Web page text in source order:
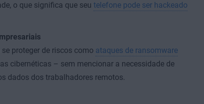
o que significa que seu telefone pode ser hackeado
proteger de riscos como ataques de ransomware
cibernéticas – sem mencionar a necessidade de
dados dos trabalhadores remotos.